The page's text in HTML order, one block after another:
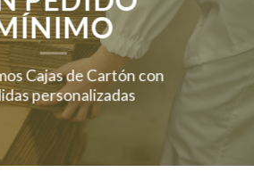
Cajas de Cartón con
personalizadas